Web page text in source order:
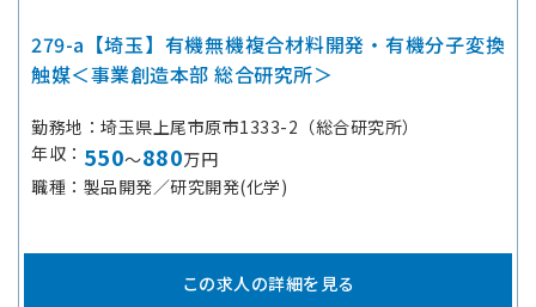
279-a【埼玉】有機無機複合材料開発・有機分子変換
触媒＜事業創造本部 総合研究所＞
勤務地
埼玉県上尾市原市1333-2（総合研究所）
年収
550～880万円
職種
製品開発／研究開発(化学)
この求人の詳細を見る